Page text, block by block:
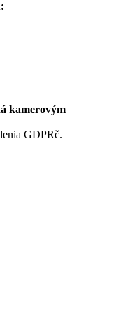
kamerovým
GDPRč.